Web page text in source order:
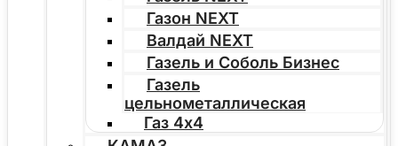
Газон NEXT
Валдай NEXT
Газель и Соболь Бизнес
Газель
цельнометаллическая
Газ 4х4